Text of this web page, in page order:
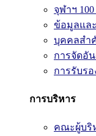
จุฬาฯ 100
ข้อมูลแล
บุคคลสำ
การจัดอั
การรับร
การบริหาร
คณะผู้บริ